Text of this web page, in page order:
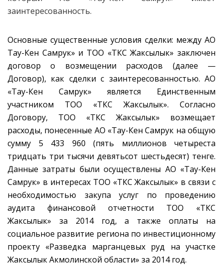
заинтересованность.
Основные существенные условия сделки: между АО
Тау-Кен Самрук» и ТОО «ТКС Жаксылык» заключен
договор о возмещении расходов (далее —
Договор), как сделки с заинтересованностью. АО
«Тау-Кен Самрук» является Единственным
участником ТОО «ТКС Жаксылык». Согласно
Договору, ТОО «ТКС Жаксылык» возмещает
расходы, понесенные АО «Тау-Кен Самрук на общую
сумму 5 433 960 (пять миллионов четыреста
тридцать три тысячи девятьсот шестьдесят) тенге.
Данные затраты были осуществлены АО «Тау-Кен
Самрук» в интересах ТОО «ТКС Жаксылык» в связи с
необходимостью закупа услуг по проведению
аудита финансовой отчетности ТОО «ТКС
Жаксылык» за 2014 год, а также оплаты на
социальное развитие региона по инвестиционному
проекту «Разведка марганцевых руд на участке
Жаксылык Акмолинской области» за 2014 год.